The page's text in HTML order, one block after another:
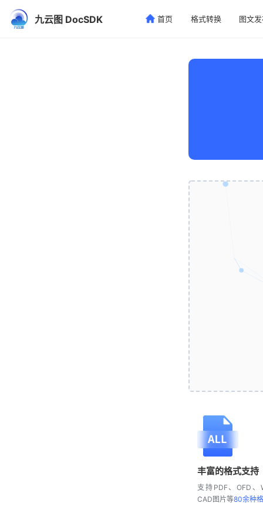
九云图 DocSDK 首页 格式转换 图文
丰富的格式支持
支持PDF、OFD、
CAD图片等80余种